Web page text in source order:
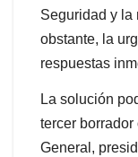
Seguridad y la
obstante, la
respuestas
La solución
tercer
General,